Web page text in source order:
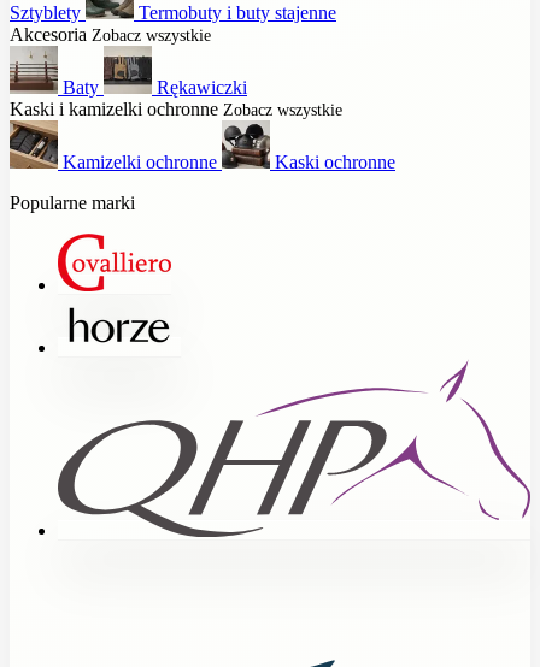
Sztyblety
Termobuty i buty stajenne
Akcesoria Zobacz wszystkie
Baty
Rękawiczki
Kaski i kamizelki ochronne Zobacz wszystkie
Kamizelki ochronne
Kaski ochronne
Popularne marki